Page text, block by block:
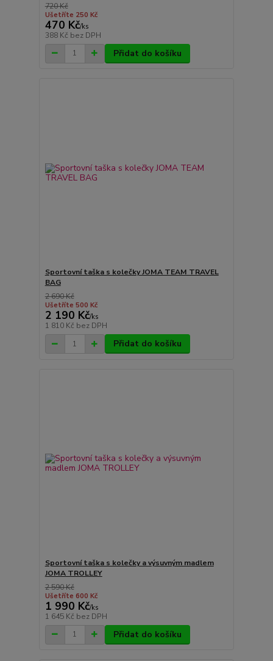
720 Kč
Ušetříte 250 Kč
470 Kč/ks
388 Kč bez DPH
Přidat do košíku
Sportovní taška s kolečky JOMA TEAM TRAVEL
BAG
2 690 Kč
Ušetříte 500 Kč
2 190 Kč/ks
1 810 Kč bez DPH
Přidat do košíku
Sportovní taška s kolečky a výsuvným madlem
JOMA TROLLEY
2 590 Kč
Ušetříte 600 Kč
1 990 Kč/ks
1 645 Kč bez DPH
Přidat do košíku